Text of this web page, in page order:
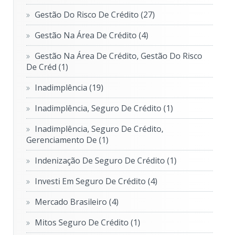
Gestão Do Risco De Crédito(27)
Gestão Na Área De Crédito(4)
Gestão Na Área De Crédito, Gestão Do Risco
De Créd(1)
Inadimplência(19)
Inadimplência, Seguro De Crédito(1)
Inadimplência, Seguro De Crédito,
Gerenciamento De(1)
Indenização De Seguro De Crédito(1)
Investi Em Seguro De Crédito(4)
Mercado Brasileiro(4)
Mitos Seguro De Crédito(1)